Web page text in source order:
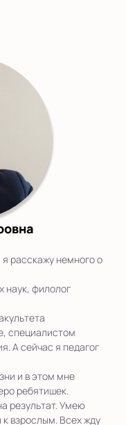
расскажу немного о
наук, филолог
специалистом
А сейчас я педагог
и в этом мне
ребятишек.
результат. Умею
взрослым. Всех жду